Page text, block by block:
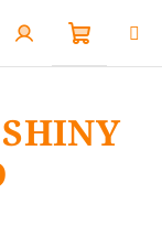
Přihlášení
košík